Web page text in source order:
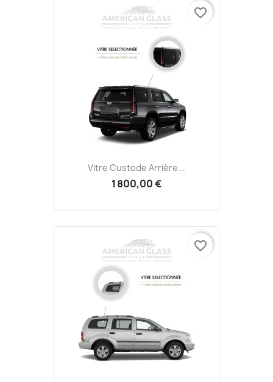
Vitre Custode Arrière...
1 800,00 €
favorite_border
favorite_border